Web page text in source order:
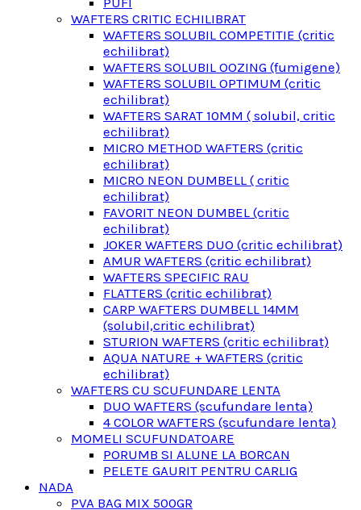
WAFTERS CRITIC ECHILIBRAT
WAFTERS SOLUBIL COMPETITIE (critic
echilibrat)
WAFTERS SOLUBIL OOZING (fumigene)
WAFTERS SOLUBIL OPTIMUM (critic
echilibrat)
WAFTERS SARAT 10MM ( solubil, critic
echilibrat)
MICRO METHOD WAFTERS (critic
echilibrat)
MICRO NEON DUMBELL ( critic
echilibrat)
FAVORIT NEON DUMBEL (critic
echilibrat)
JOKER WAFTERS DUO (critic echilibrat)
AMUR WAFTERS (critic echilibrat)
WAFTERS SPECIFIC RAU
FLATTERS (critic echilibrat)
CARP WAFTERS DUMBELL 14MM
(solubil,critic echilibrat)
STURION WAFTERS (critic echilibrat)
AQUA NATURE + WAFTERS (critic
echilibrat)
WAFTERS CU SCUFUNDARE LENTA
DUO WAFTERS (scufundare lenta)
4 COLOR WAFTERS (scufundare lenta)
MOMELI SCUFUNDATOARE
PORUMB SI ALUNE LA BORCAN
PELETE GAURIT PENTRU CARLIG
NADA
PVA BAG MIX 500GR